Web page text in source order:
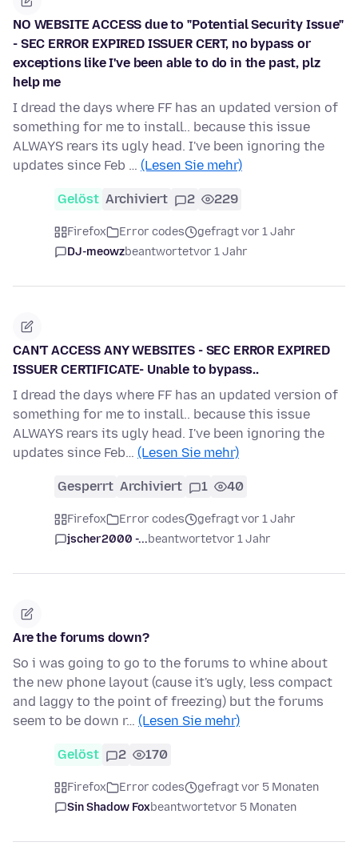
NO WEBSITE ACCESS due to "Potential Security Issue"
- SEC ERROR EXPIRED ISSUER CERT, no bypass or
exceptions like I've been able to do in the past, plz
help me
I dread the days where FF has an updated version of
something for me to install.. because this issue
ALWAYS rears its ugly head. I've been ignoring the
updates since Feb … (Lesen Sie mehr)
Gelöst Archiviert 2 229
Firefox Error codes
gefragt vor 1 Jahr
DJ-meowzbeantwortetvor 1 Jahr
CAN'T ACCESS ANY WEBSITES - SEC ERROR EXPIRED
ISSUER CERTIFICATE- Unable to bypass..
I dread the days where FF has an updated version of
something for me to install.. because this issue
ALWAYS rears its ugly head. I've been ignoring the
updates since Feb… (Lesen Sie mehr)
Gesperrt Archiviert 1 40
Firefox Error codes
gefragt vor 1 Jahr
jscher2000 -...beantwortetvor 1 Jahr
Are the forums down?
So i was going to go to the forums to whine about
the new phone layout (cause it's ugly, less compact
and laggy to the point of freezing) but the forums
seem to be down r… (Lesen Sie mehr)
Gelöst 2 170
Firefox Error codes
gefragt vor 5 Monaten
Sin Shadow Foxbeantwortetvor 5 Monaten